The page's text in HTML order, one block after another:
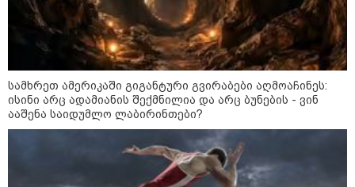
რატომ ჩაბნელდა საქართველო
მესამედ: საბოტაჟი, ტექნიკური
ხარვეზი თუ
არაპროფესიონალიზმი?! -
სანდრო თვალჭრელიძის ანალიზი
ჩაკეტილი „პოლიტიკური
სამკუთხედი“ - კულუარული
თამაშები, რომლებიც დიდი
სისხლის ფასად ჯდება
სამხრეთ ამერიკაში გიგანტური გვირაბები აღმოაჩინეს:
ისინი არც ადამიანის შექმნილია და არც ბუნების - ვინ
ააშენა საიდუმლო ლაბირინთები?